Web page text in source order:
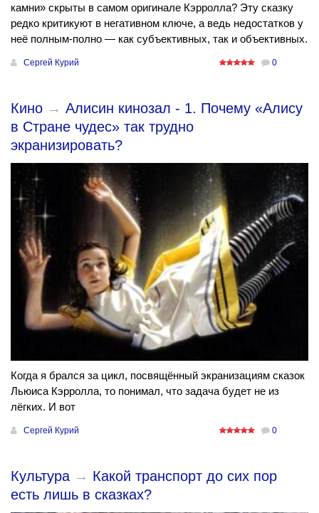
камни» скрыты в самом оригинале Кэрролла? Эту сказку
редко критикуют в негативном ключе, а ведь недостатков у
неё полным-полно — как субъективных, так и объективных.
Сергей Курий 0
Кино → Алисин кинозал - 1. Почему «Алису
в Стране чудес» так трудно
экранизировать?
Когда я брался за цикл, посвящённый экранизациям сказок
Льюиса Кэрролла, то понимал, что задача будет не из
лёгких. И вот
Сергей Курий 0
Культура → Какой транспорт до сих пор
есть лишь в сказках?